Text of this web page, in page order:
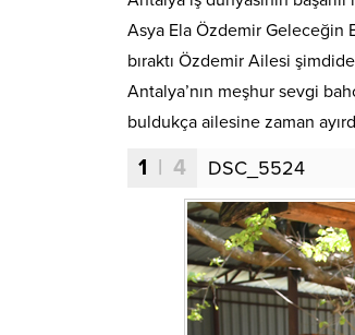
Asya Ela Özdemir Geleceğin
bıraktı Özdemir Ailesi
Antalya’nın meşhur sevgi
buldukça ailesine zaman
1 | 4 DSC_5524